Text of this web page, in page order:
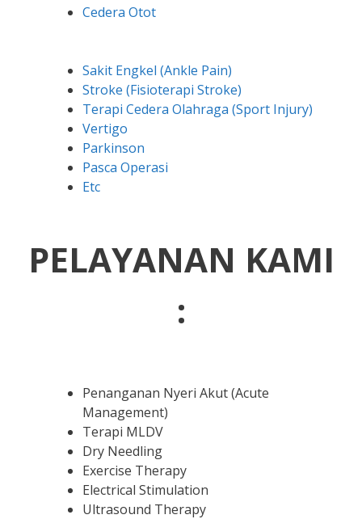
Cedera Otot
Sakit Engkel (Ankle Pain)
Stroke (Fisioterapi Stroke)
Terapi Cedera Olahraga (Sport Injury)
Vertigo
Parkinson
Pasca Operasi
Etc
PELAYANAN KAMI
:
Penanganan Nyeri Akut (Acute
Management)
Terapi MLDV
Dry Needling
Exercise Therapy
Electrical Stimulation
Ultrasound Therapy